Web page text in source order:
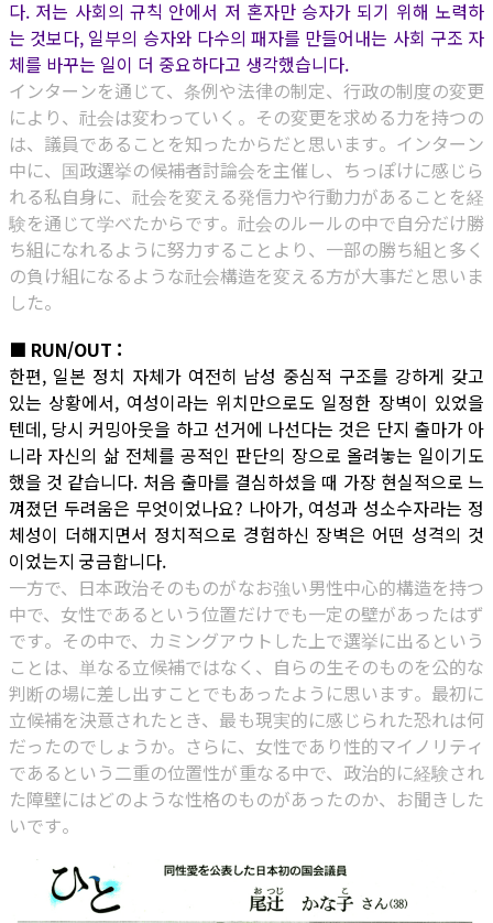
다. 저는 사회의 규칙 안에서 저 혼자만 승자가 되기 위해 노력하
는 것보다, 일부의 승자와 다수의 패자를 만들어내는 사회 구조 자
체를 바꾸는 일이 더 중요하다고 생각했습니다.
インターンを通じて、条例や法律の制定、行政の制度の変更
により、社会は変わっていく。その変更を求める力を持つの
は、議員であることを知ったからだと思います。インターン
中に、国政選挙の候補者討論会を主催し、ちっぽけに感じら
れる私自身に、社会を変える発信力や行動力があることを経
験を通じて学べたからです。社会のルールの中で自分だけ勝
ち組になれるように努力することより、一部の勝ち組と多く
の負け組になるような社会構造を変える方が大事だと思いま
した。
■ RUN/OUT :
한편, 일본 정치 자체가 여전히 남성 중심적 구조를 강하게 갖고
있는 상황에서, 여성이라는 위치만으로도 일정한 장벽이 있었을
텐데, 당시 커밍아웃을 하고 선거에 나선다는 것은 단지 출마가 아
니라 자신의 삶 전체를 공적인 판단의 장으로 올려놓는 일이기도
했을 것 같습니다. 처음 출마를 결심하셨을 때 가장 현실적으로 느
껴졌던 두려움은 무엇이었나요? 나아가, 여성과 성소수자라는 정
체성이 더해지면서 정치적으로 경험하신 장벽은 어떤 성격의 것
이었는지 궁금합니다.
一方で、日本政治そのものがなお強い男性中心的構造を持つ
中で、女性であるという位置だけでも一定の壁があったはず
です。その中で、カミングアウトした上で選挙に出るという
ことは、単なる立候補ではなく、自らの生そのものを公的な
判断の場に差し出すことでもあったように思います。最初に
立候補を決意されたとき、最も現実的に感じられた恐れは何
だったのでしょうか。さらに、女性であり性的マイノリティ
であるという二重の位置性が重なる中で、政治的に経験され
た障壁にはどのような性格のものがあったのか、お聞きした
いです。